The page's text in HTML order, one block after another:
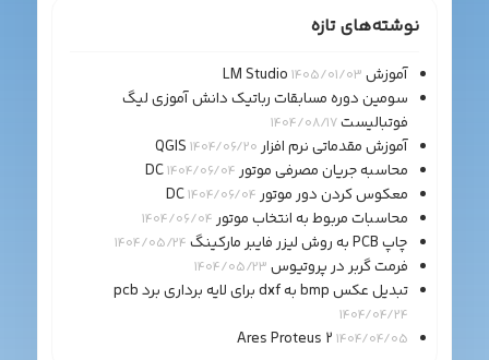
نوشته‌های تازه
آموزش LM Studio 1405/01/03
سومین دوره مسابقات رباتیک دانش آموزی لیگ
فوتبالیست1404/08/17
آموزش مقدماتی نرم افزار QGIS1404/06/20
محاسبه جریان مصرفی موتور DC1404/06/04
معکوس کردن دور موتور DC1404/06/04
محاسبات مربوط به انتخاب موتور 1404/06/04
چاپ PCB به روش لیزر فایبر مارکینگ 1404/05/24
فرمت گربر در پروتیوس 1404/05/23
تبدیل عکس bmp به dxf برای لایه برداری برد pcb
1404/04/24
Ares Proteus 2 1404/04/05